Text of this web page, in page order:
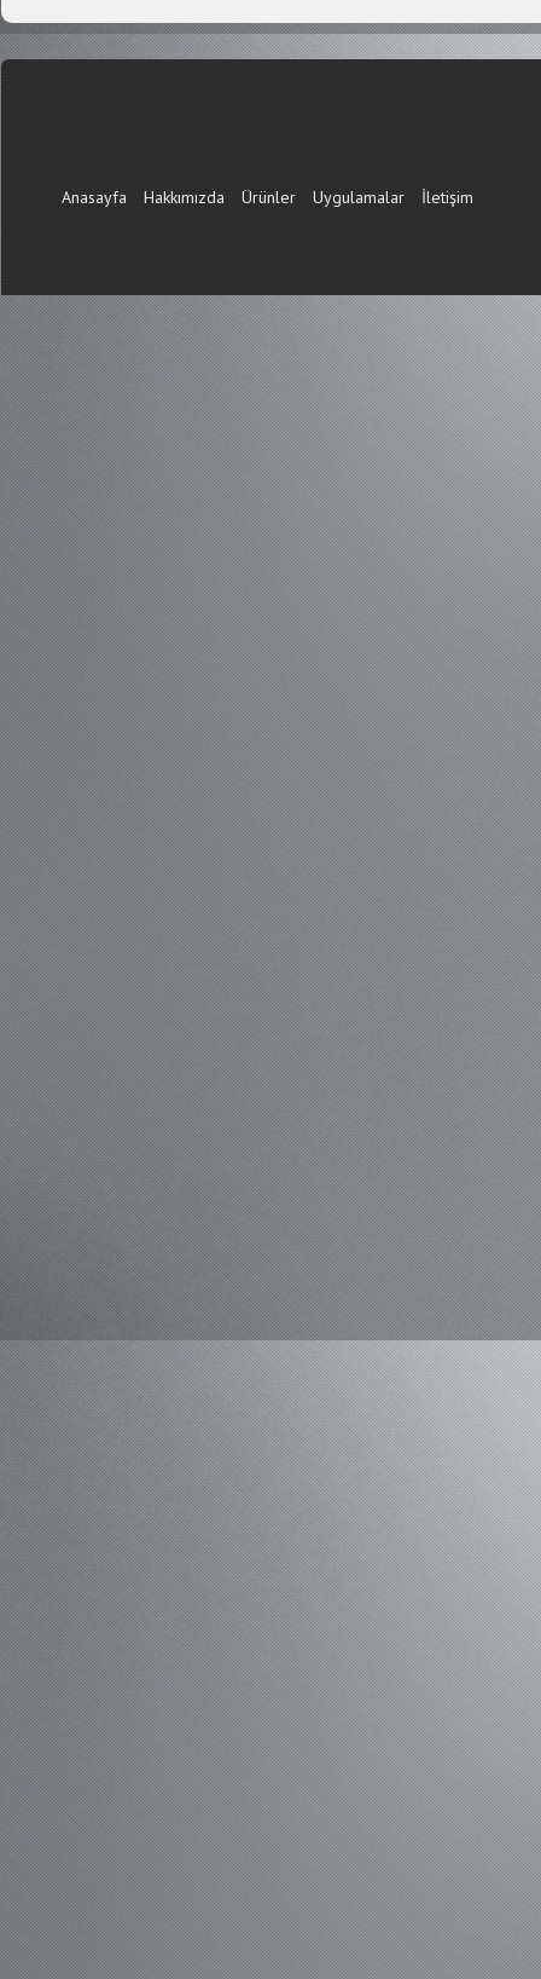
Anasayfa Hakkımızda Ürünler Uygulamalar İletişim